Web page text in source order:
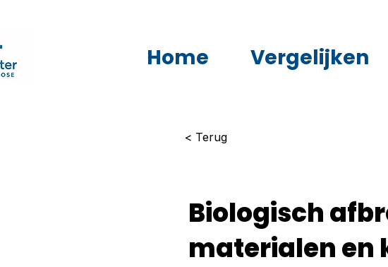
Home Vergelijken
< Terug
Biologisch
materialen en